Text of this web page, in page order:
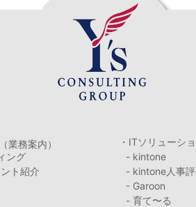
業務案内）
ング
ト紹介
・ITソリューシ
- kintone
- kintone人事
- Garoon
- 育て〜る